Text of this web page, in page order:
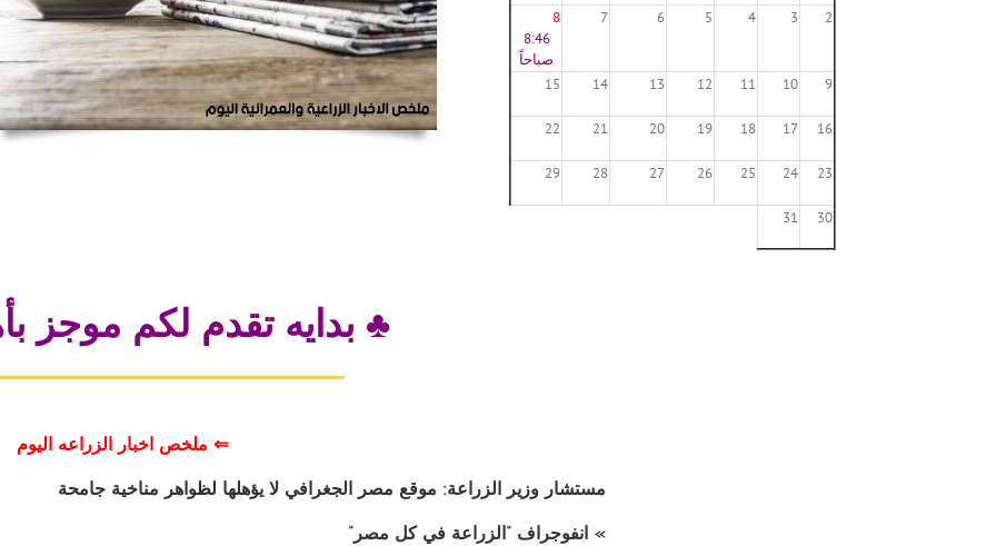
2
3
4
5
6
7
8
8:46
صباحاً
9
10
11
12
13
14
15
16
17
18
19
20
21
22
23
24
25
26
27
28
29
30
31
♣ بدايه تقدم لكم موجز
⇐ ملخص اخبار الزراعه اليوم
مستشار وزير الزراعة: موقع مصر الجغرافي لا يؤهلها لظواهر مناخية جامحة
» انفوجراف “الزراعة في كل مصر”